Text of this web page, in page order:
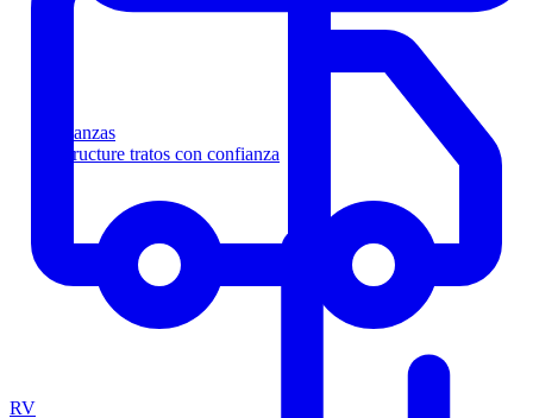
Finanzas
Estructure tratos con confianza
RV